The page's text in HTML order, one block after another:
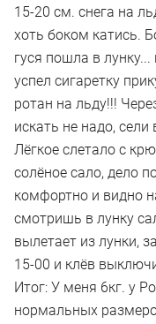
15-20 см. снега на
хоть боком катись.
гуся пошла в
успел сигаретку
ротан на льду!!!
искать не надо, сели
Лёгкое слетало с
солёное сало, дело
комфортно и видно
смотришь в лунку
вылетает из лунки,
15-00 и клёв
Итог: У меня 6кг. у
нормальных